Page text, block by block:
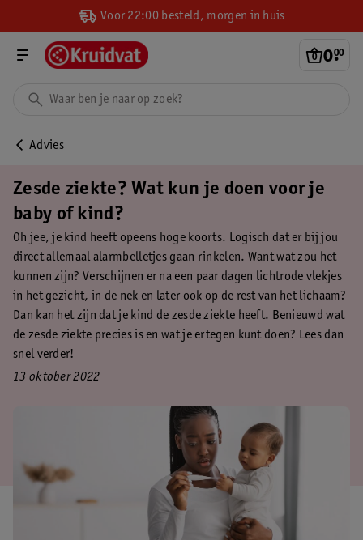
Voor 22:00 besteld, morgen in huis
0.
00
Advies
Zesde ziekte? Wat kun je doen voor je
baby of kind?
Oh jee, je kind heeft opeens hoge koorts. Logisch dat er bij jou
direct allemaal alarmbelletjes gaan rinkelen. Want wat zou het
kunnen zijn? Verschijnen er na een paar dagen lichtrode vlekjes
in het gezicht, in de nek en later ook op de rest van het lichaam?
Dan kan het zijn dat je kind de zesde ziekte heeft. Benieuwd wat
de zesde ziekte precies is en wat je ertegen kunt doen? Lees dan
snel verder!
13 oktober 2022